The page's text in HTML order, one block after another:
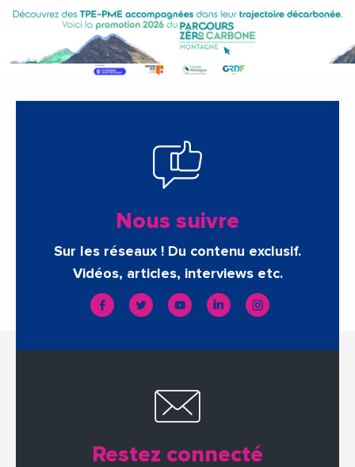
Nous suivre
Sur les réseaux ! Du contenu exclusif.
Vidéos, articles, interviews etc.
Restez connecté